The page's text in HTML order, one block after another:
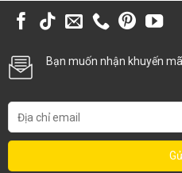
Bạn muốn nhận khuyến